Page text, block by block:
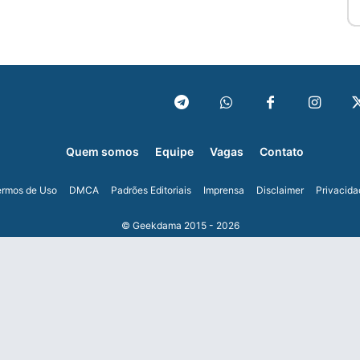
Quem somos Equipe Vagas Contato
de Uso DMCA Padrões Editoriais Imprensa Disclaimer
© Geekdama 2015 - 2026